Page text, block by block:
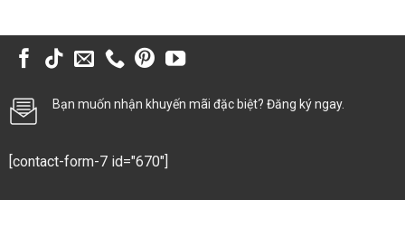
Bạn muốn nhận khuyến mãi đặc biệt? Đăng ký ngay.
[contact-form-7 id="670"]